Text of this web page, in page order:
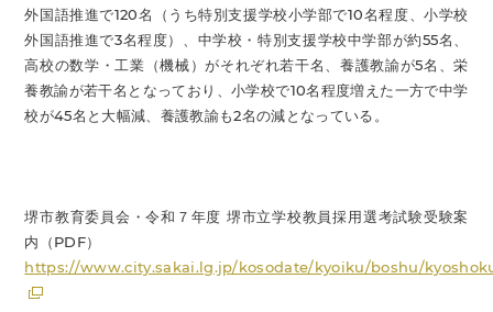
外国語推進で120名（うち特別支援学校小学部で10名程度、小学校
外国語推進で3名程度）、中学校・特別支援学校中学部が約55名、
高校の数学・工業（機械）がそれぞれ若干名、養護教諭が5名、栄
養教諭が若干名となっており、小学校で10名程度増えた一方で中学
校が45名と大幅減、養護教諭も2名の減となっている。
堺市教育委員会・令和７年度 堺市立学校教員採用選考試験受験案
内（PDF）
https://www.city.sakai.lg.jp/kosodate/kyoiku/boshu/